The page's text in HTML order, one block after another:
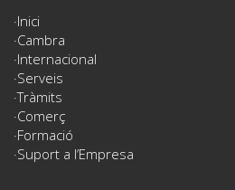
Inici
Cambra
Internacional
Serveis
Tràmits
Comerç
Formació
Suport a l’Empresa